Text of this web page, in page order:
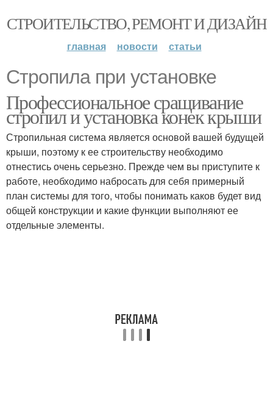
СТРОИТЕЛЬСТВО, РЕМОНТ И ДИЗАЙН
главная новости статьи
Стропила при установке
Профессиональное сращивание
стропил и установка конек крыши
Стропильная система является основой вашей будущей
крыши, поэтому к ее строительству необходимо
отнестись очень серьезно. Прежде чем вы приступите к
работе, необходимо набросать для себя примерный
план системы для того, чтобы понимать каков будет вид
общей конструкции и какие функции выполняют ее
отдельные элементы.